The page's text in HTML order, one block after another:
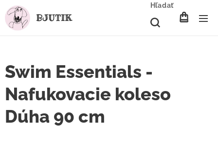
BJUTIK
Hľadať
Swim Essentials -
Nafukovacie koleso
Dúha 90 cm